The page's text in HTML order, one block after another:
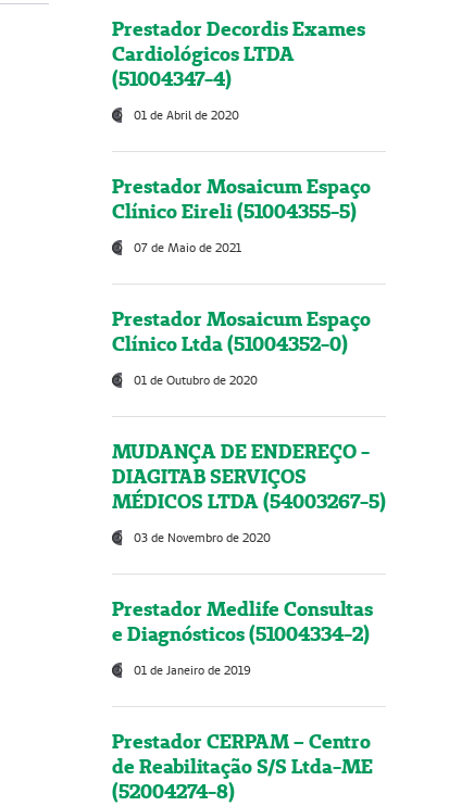
Prestador Decordis Exames
Cardiológicos LTDA
(51004347-4)
01 de Abril de 2020
Prestador Mosaicum Espaço
Clínico Eireli (51004355-5)
07 de Maio de 2021
Prestador Mosaicum Espaço
Clínico Ltda (51004352-0)
01 de Outubro de 2020
MUDANÇA DE ENDEREÇO -
DIAGITAB SERVIÇOS
MÉDICOS LTDA (54003267-5)
03 de Novembro de 2020
Prestador Medlife Consultas
e Diagnósticos (51004334-2)
01 de Janeiro de 2019
Prestador CERPAM – Centro
de Reabilitação S/S Ltda-ME
(52004274-8)